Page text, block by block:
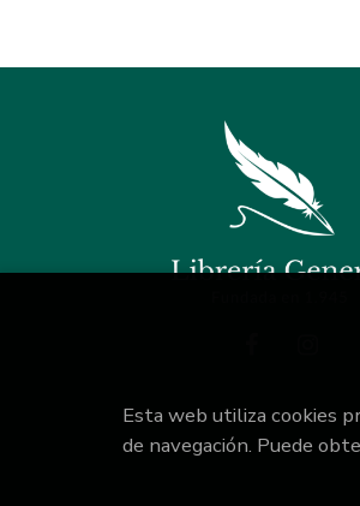
Esta web utiliza cookies
de navegación. Puede